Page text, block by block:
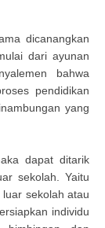
dicanangkan
dari ayunan
bahwa
pendidikan
yang
dapat ditarik
sekolah. Yaitu
sekolah atau
individu